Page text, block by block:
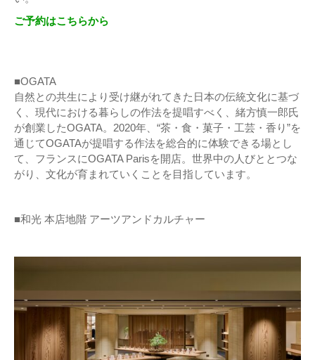
ご予約はこちらから
■OGATA
自然との共生により受け継がれてきた日本の伝統文化に基づ
く、現代における暮らしの作法を提唱すべく、緒方慎一郎氏
が創業したOGATA。2020年、“茶・食・菓子・工芸・香り”を
通じてOGATAが提唱する作法を総合的に体験できる場とし
て、フランスにOGATA Parisを開店。世界中の人びととつな
がり、文化が育まれていくことを目指しています。
■和光 本店地階 アーツアンドカルチャー